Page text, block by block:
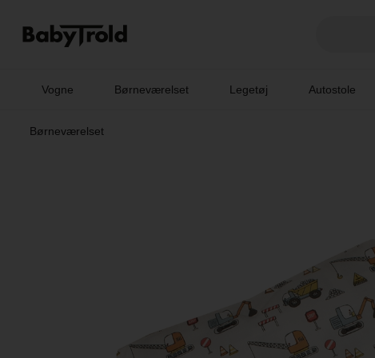
Vogne Børneværelset Legetøj Autostole
Børneværelset